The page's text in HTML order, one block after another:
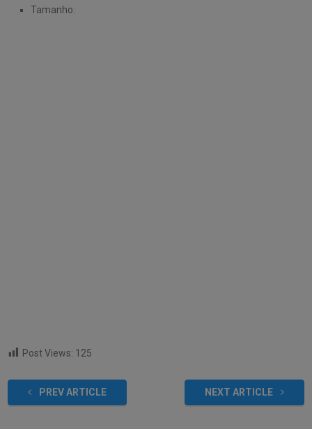
Tamanho:
Post Views: 125
PREV ARTICLE NEXT ARTICLE